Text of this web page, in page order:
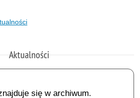
Aktualności
się w archiwum.